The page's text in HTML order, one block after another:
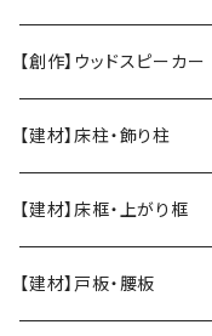
【創作】ウッドスピーカー
【建材】床柱・飾り柱
【建材】床框・上がり框
【建材】戸板・腰板